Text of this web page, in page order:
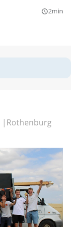
query_builder2min
Rothenburg